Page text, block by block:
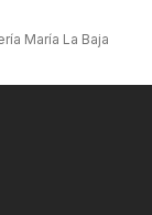
María La Baja